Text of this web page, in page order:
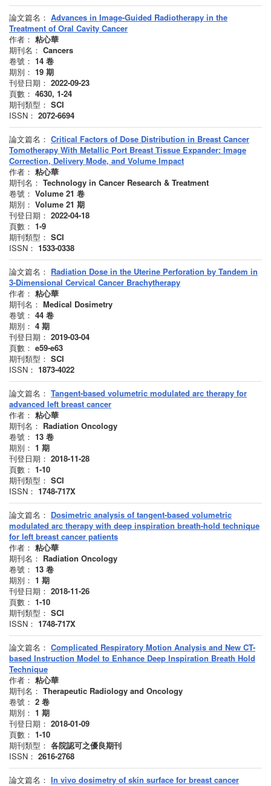
論文篇名： Advances in Image-Guided Radiotherapy in the
Treatment of Oral Cavity Cancer
作者： 粘心華
期刊名： Cancers
卷號： 14 卷
期別： 19 期
刊登日期： 2022-09-23
頁數： 4630, 1-24
期刊類型： SCI
ISSN： 2072-6694
論文篇名： Critical Factors of Dose Distribution in Breast Cancer
Tomotherapy With Metallic Port Breast Tissue Expander: Image
Correction, Delivery Mode, and Volume Impact
作者： 粘心華
期刊名： Technology in Cancer Research & Treatment
卷號： Volume 21 卷
期別： Volume 21 期
刊登日期： 2022-04-18
頁數： 1-9
期刊類型： SCI
ISSN： 1533-0338
論文篇名： Radiation Dose in the Uterine Perforation by Tandem in
3-Dimensional Cervical Cancer Brachytherapy
作者： 粘心華
期刊名： Medical Dosimetry
卷號： 44 卷
期別： 4 期
刊登日期： 2019-03-04
頁數： e59-e63
期刊類型： SCI
ISSN： 1873-4022
論文篇名： Tangent-based volumetric modulated arc therapy for
advanced left breast cancer
作者： 粘心華
期刊名： Radiation Oncology
卷號： 13 卷
期別： 1 期
刊登日期： 2018-11-28
頁數： 1-10
期刊類型： SCI
ISSN： 1748-717X
論文篇名： Dosimetric analysis of tangent-based volumetric
modulated arc therapy with deep inspiration breath-hold technique
for left breast cancer patients
作者： 粘心華
期刊名： Radiation Oncology
卷號： 13 卷
期別： 1 期
刊登日期： 2018-11-26
頁數： 1-10
期刊類型： SCI
ISSN： 1748-717X
論文篇名： Complicated Respiratory Motion Analysis and New CT-
based Instruction Model to Enhance Deep Inspiration Breath Hold
Technique
作者： 粘心華
期刊名： Therapeutic Radiology and Oncology
卷號： 2 卷
期別： 1 期
刊登日期： 2018-01-09
頁數： 1-10
期刊類型： 各院認可之優良期刊
ISSN： 2616-2768
論文篇名： In vivo dosimetry of skin surface for breast cancer